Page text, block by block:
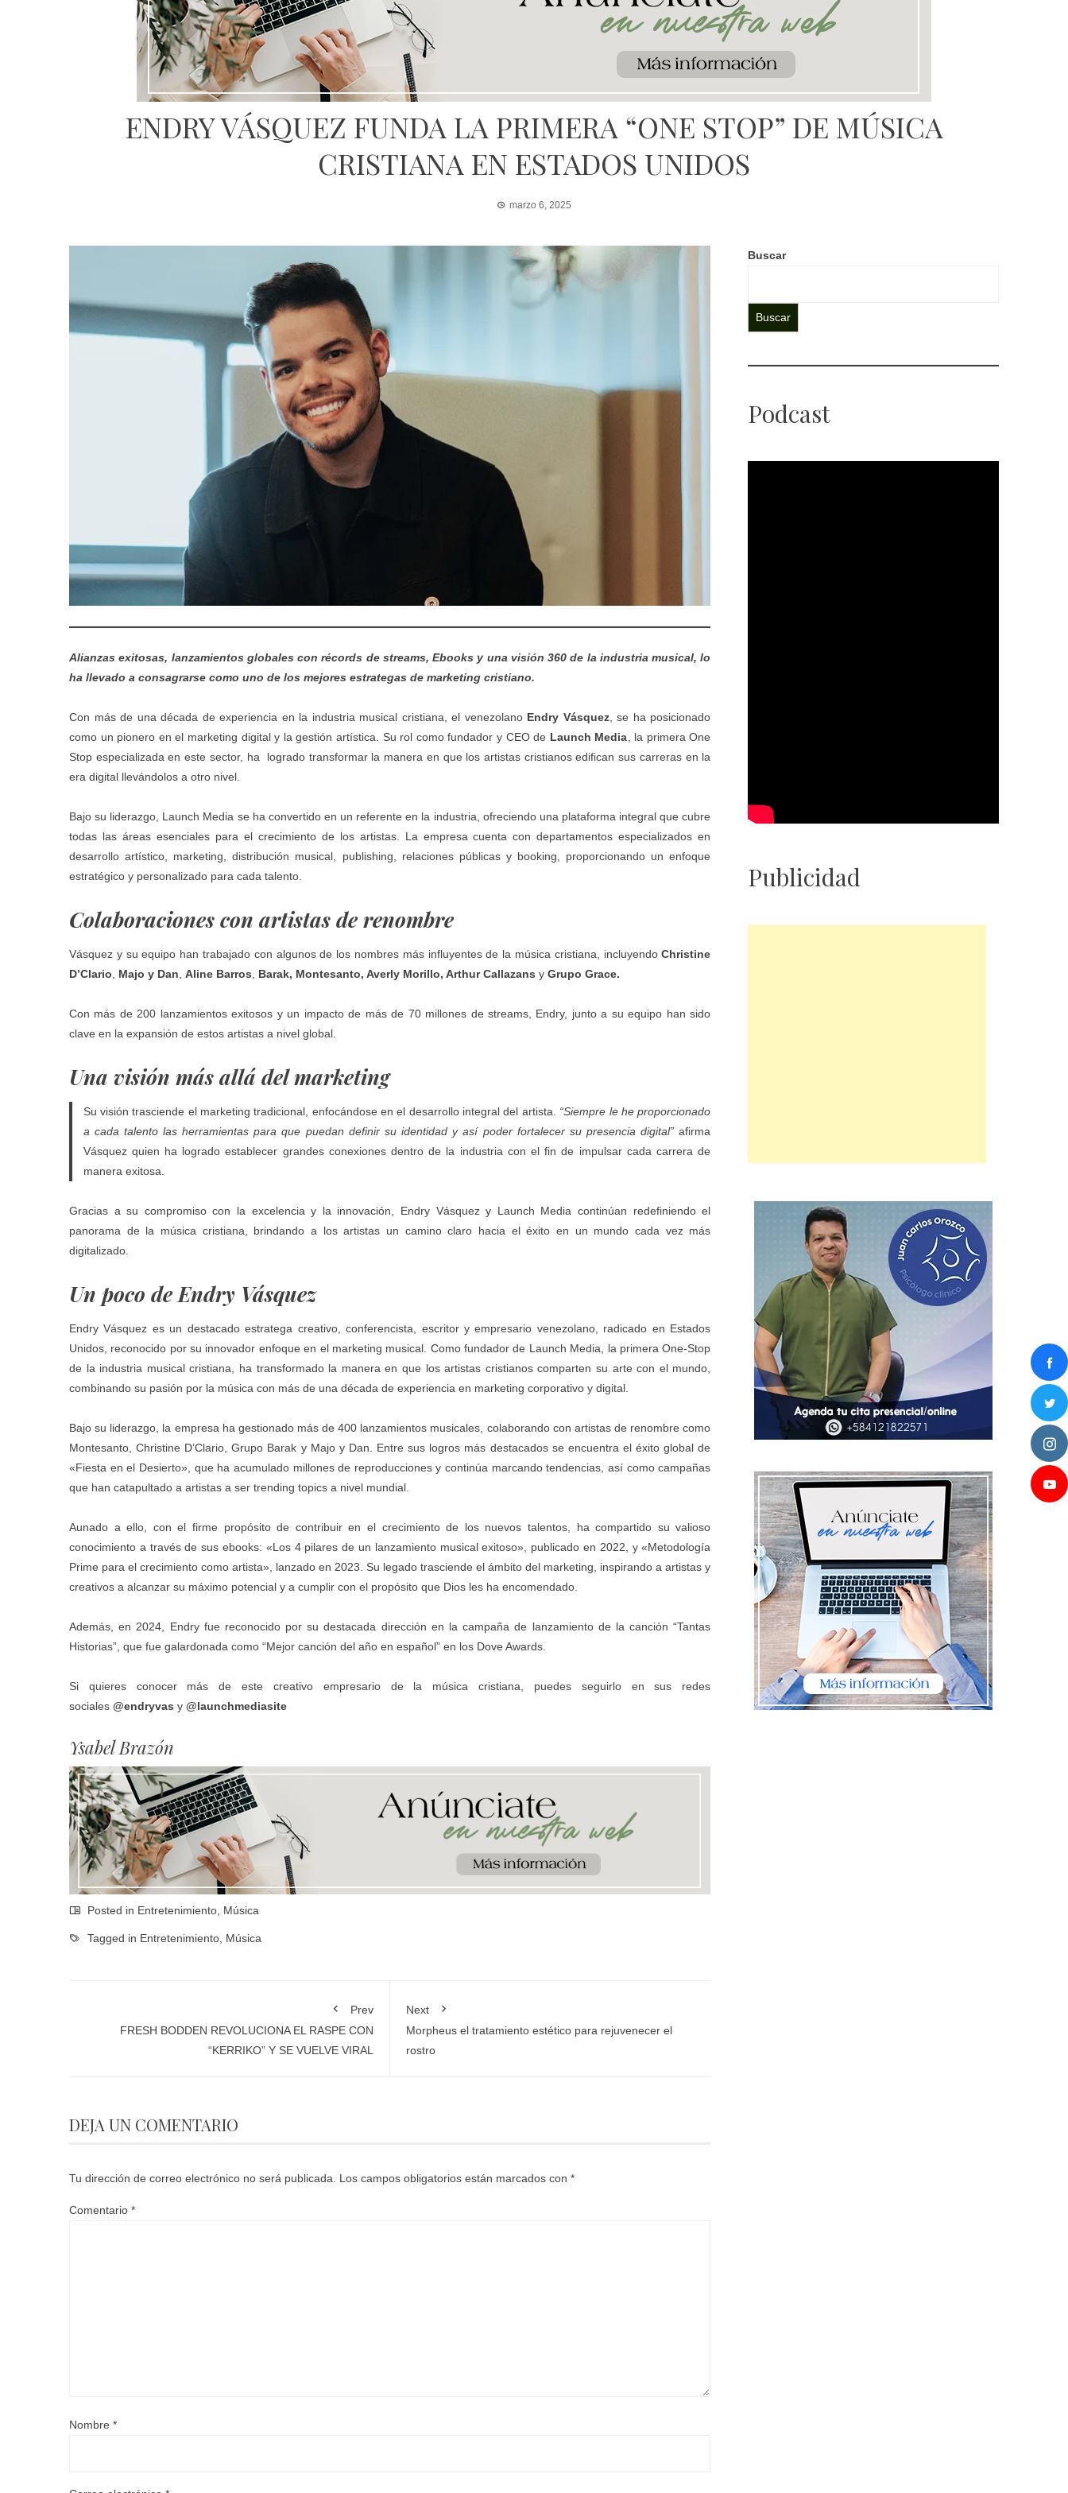
ENDRY VÁSQUEZ FUNDA LA PRIMERA “ONE STOP” DE MÚSICA
CRISTIANA EN ESTADOS UNIDOS
marzo 6, 2025
Alianzas exitosas, lanzamientos globales con récords de streams, Ebooks y una visión 360 de la industria musical, lo
ha llevado a consagrarse como uno de los mejores estrategas de marketing cristiano.
Con más de una década de experiencia en la industria musical cristiana, el venezolano Endry Vásquez, se ha posicionado
como un pionero en el marketing digital y la gestión artística. Su rol como fundador y CEO de Launch Media , la primera One
Stop especializada en este sector, ha logrado transformar la manera en que los artistas cristianos edifican sus carreras en la
era digital llevándolos a otro nivel.
Bajo su liderazgo, Launch Media se ha convertido en un referente en la industria, ofreciendo una plataforma integral que cubre
todas las áreas esenciales para el crecimiento de los artistas. La empresa cuenta con departamentos especializados en
desarrollo artístico, marketing, distribución musical, publishing, relaciones públicas y booking, proporcionando un enfoque
estratégico y personalizado para cada talento.
Colaboraciones con artistas de renombre
Vásquez y su equipo han trabajado con algunos de los nombres más influyentes de la música cristiana, incluyendoChristine
D’Clario
Majo y Dan Aline Barros Barak, Montesanto, Averly Morillo, Arthur Callazans y Grupo Grace.
Con más de 200 lanzamientos exitosos y un impacto de más de 70 millones de streams, Endry, junto a su equipo han sido
clave en la expansión de estos artistas a nivel global.
Una visión más allá del marketing
Su visión trasciende el marketing tradicional, enfocándose en el desarrollo integral del artista. “Siempre le he proporcionado
a cada talento las herramientas para que puedan definir su identidad y así poder fortalecer su presencia digital” afirma
Vásquez quien ha logrado establecer grandes conexiones dentro de la industria con el fin de impulsar cada carrera de
manera exitosa.
Gracias a su compromiso con la excelencia y la innovación, Endry Vásquez y Launch Media continúan redefiniendo el
panorama de la música cristiana, brindando a los artistas un camino claro hacia el éxito en un mundo cada vez más
digitalizado.
Un poco de Endry Vásquez
Endry Vásquez es un destacado estratega creativo, conferencista, escritor y empresario venezolano, radicado en Estados
Unidos, reconocido por su innovador enfoque en el marketing musical. Como fundador de Launch Media, la primera One-Stop
de la industria musical cristiana, ha transformado la manera en que los artistas cristianos comparten su arte con el mundo,
combinando su pasión por la música con más de una década de experiencia en marketing corporativo y digital.
Bajo su liderazgo, la empresa ha gestionado más de 400 lanzamientos musicales, colaborando con artistas de renombre como
Montesanto, Christine D’Clario, Grupo Barak y Majo y Dan. Entre sus logros más destacados se encuentra el éxito global de
«Fiesta en el Desierto», que ha acumulado millones de reproducciones y continúa marcando tendencias, así como campañas
que han catapultado a artistas a ser trending topics a nivel mundial.
Aunado a ello, con el firme propósito de contribuir en el crecimiento de los nuevos talentos, ha compartido su valioso
conocimiento a través de sus ebooks: «Los 4 pilares de un lanzamiento musical exitoso», publicado en 2022, y «Metodología
Prime para el crecimiento como artista», lanzado en 2023. Su legado trasciende el ámbito del marketing, inspirando a artistas y
creativos a alcanzar su máximo potencial y a cumplir con el propósito que Dios les ha encomendado.
Además, en 2024, Endry fue reconocido por su destacada dirección en la campaña de lanzamiento de la canción “Tantas
Historias”, que fue galardonada como “Mejor canción del año en español” en los Dove Awards.
Si quieres conocer más de este creativo empresario de la música cristiana, puedes seguirlo en sus redes
sociales @endryvas y @launchmediasite
Ysabel Brazón
Posted in Entretenimiento Música
Tagged in Entretenimiento Música
Prev
FRESH BODDEN REVOLUCIONA EL RASPE CON
“KERRIKO” Y SE VUELVE VIRAL
Next
Morpheus el tratamiento estético para rejuvenecer el
rostro
DEJA UN COMENTARIO
Tu dirección de correo electrónico no será publicada. Los campos obligatorios están marcados con *
Comentario *
Nombre *
Buscar
Buscar
Podcast
Publicidad